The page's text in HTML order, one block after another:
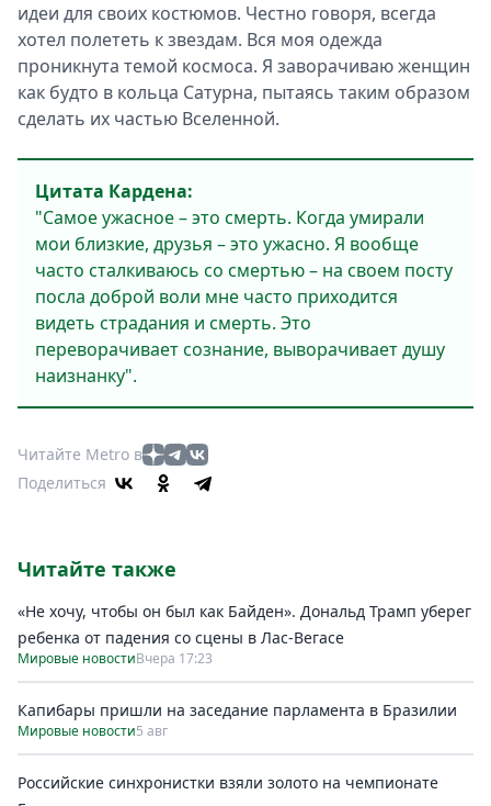
идеи для своих костюмов. Честно говоря, всегда
хотел полететь к звездам. Вся моя одежда
проникнута темой космоса. Я заворачиваю женщин
как будто в кольца Сатурна, пытаясь таким образом
сделать их частью Вселенной.
Цитата Кардена:
"Самое ужасное – это смерть. Когда умирали
мои близкие, друзья – это ужасно. Я вообще
часто сталкиваюсь со смертью – на своем посту
посла доброй воли мне часто приходится
видеть страдания и смерть. Это
переворачивает сознание, выворачивает душу
наизнанку".
Читайте Metro в
Поделиться
Читайте также
«Не хочу, чтобы он был как Байден». Дональд Трамп уберег
ребенка от падения со сцены в Лас-Вегасе
Мировые новостиВчера 17:23
Капибары пришли на заседание парламента в Бразилии
Мировые новости5 авг
Российские синхронистки взяли золото на чемпионате